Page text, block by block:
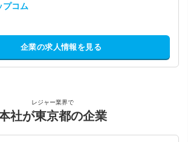
プコム
企業の求人情報を見る
レジャー業界で
社が東京都の企業